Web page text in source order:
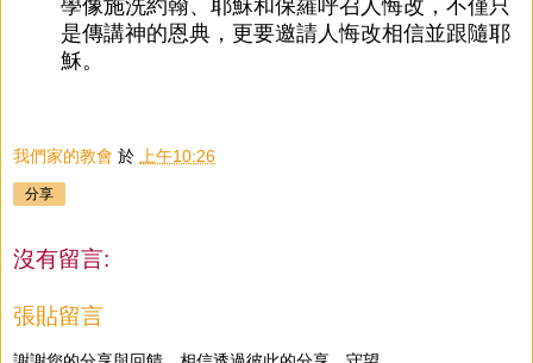
學像施洗約翰、耶穌和保羅呼召人悔改，不僅只
是傳講神的恩典，更要邀請人悔改相信並跟隨耶
穌。
我們家的教會 於 上午10:26
分享
沒有留言:
張貼留言